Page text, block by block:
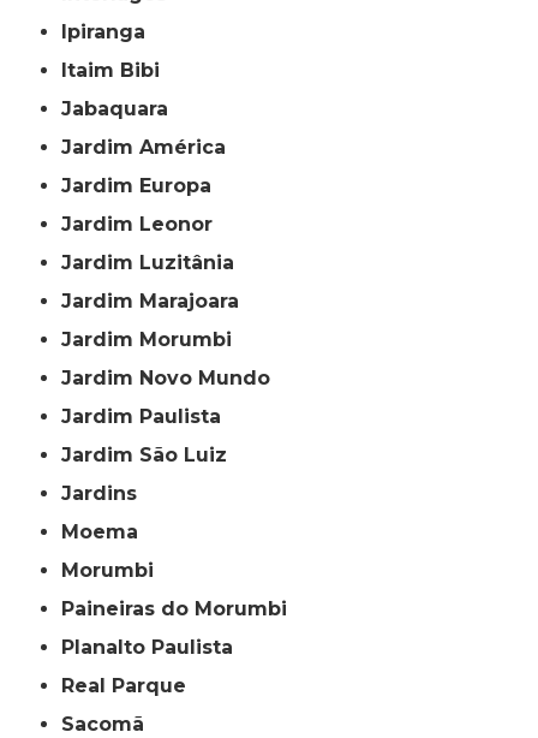
Ipiranga
Itaim Bibi
Jabaquara
Jardim América
Jardim Europa
Jardim Leonor
Jardim Luzitânia
Jardim Marajoara
Jardim Morumbi
Jardim Novo Mundo
Jardim Paulista
Jardim São Luiz
Jardins
Moema
Morumbi
Paineiras do Morumbi
Planalto Paulista
Real Parque
Sacomã